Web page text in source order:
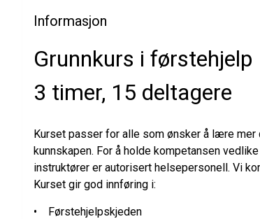
Informasjon
Grunnkurs i førstehjelp
3 timer, 15 deltagere
Kurset passer for alle som ønsker å lære
kunnskapen. For å holde kompetansen
instruktører er autorisert helsepersonell. Vi
Kurset gir god innføring i:
• Førstehjelpskjeden